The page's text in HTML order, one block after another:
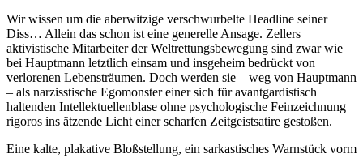
Wir wissen um die aberwitzige verschwurbelte Headline seiner
Diss… Allein das schon ist eine generelle Ansage. Zellers
aktivistische Mitarbeiter der Weltrettungsbewegung sind zwar wie
bei Hauptmann letztlich einsam und insgeheim bedrückt von
verlorenen Lebensträumen. Doch werden sie – weg von Hauptmann
– als narzisstische Egomonster einer sich für avantgardistisch
haltenden Intellektuellenblase ohne psychologische Feinzeichnung
rigoros ins ätzende Licht einer scharfen Zeitgeistsatire gestoßen.
Eine kalte, plakative Bloßstellung, ein sarkastisches Warnstück vorm